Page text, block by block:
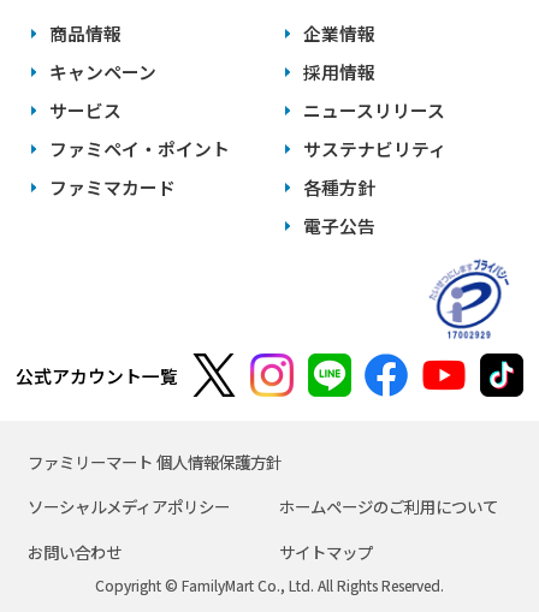
商品情報
キャンペーン
サービス
ファミペイ・ポイント
ファミマカード
企業情報
採用情報
ニュースリリース
サステナビリティ
各種方針
電子公告
公式アカウント一覧
ファミリーマート 個人情報保護方針
ソーシャルメディアポリシー
ホームページのご利用について
お問い合わせ
サイトマップ
Copyright © FamilyMart Co., Ltd. All Rights Reserved.